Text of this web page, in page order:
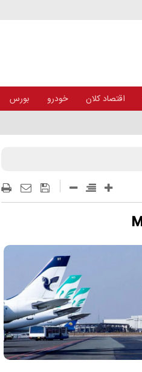
اقتصاد کلان خودرو بورس